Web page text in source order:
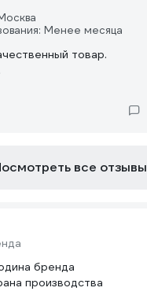
Менее месяца
товар.
все отзывы
бренда
производства